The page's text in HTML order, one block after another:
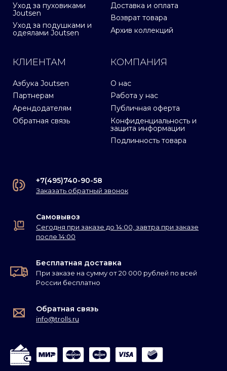
Уход за пуховиками
Joutsen
Уход за подушками и
одеялами Joutsen
Доставка и оплата
Возврат товара
Архив коллекций
КЛИЕНТАМ
Азбука Joutsen
Партнерам
Арендодателям
Обратная связь
КОМПАНИЯ
О нас
Работа у нас
Публичная оферта
Конфиденциальность и
защита информации
Подлинность товара
+7(495)740-90-58
Заказать обратный звонок
Самовывоз
Сегодня при заказе до 14:00, завтра при заказе
после 14:00
Бесплатная доставка
При заказе на сумму от 20 000 рублей по всей
России бесплатно
Обратная связь
info@trolls.ru